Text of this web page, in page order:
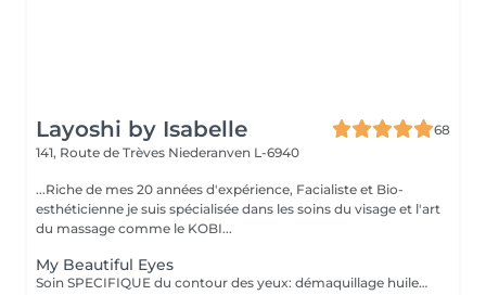
Layoshi by Isabelle
68
141, Route de Trèves Niederanven L-6940
...Riche de mes 20 années d'expérience, Facialiste et Bio-
esthéticienne je suis spécialisée dans les soins du visage et l'art
du massage comme le KOBI...
My Beautiful Eyes
Soin SPECIFIQUE du contour des yeux: démaquillage huileux, gommage doux, massage drainant et liftant, application d'un masque hydratant et d'une crème contour défroissante et défatigante.